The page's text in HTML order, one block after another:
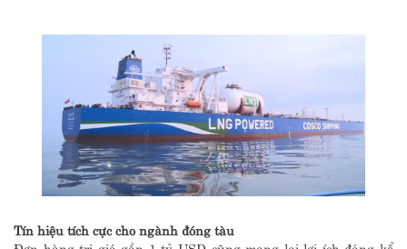
Tín hiệu tích cực cho ngành đóng tàu